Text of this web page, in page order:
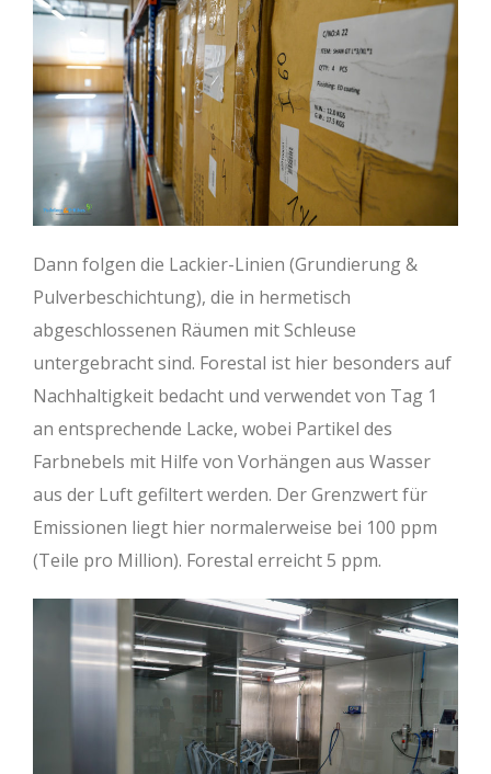
Dann folgen die Lackier-Linien (Grundierung &
Pulverbeschichtung), die in hermetisch
abgeschlossenen Räumen mit Schleuse
untergebracht sind. Forestal ist hier besonders auf
Nachhaltigkeit bedacht und verwendet von Tag 1
an entsprechende Lacke, wobei Partikel des
Farbnebels mit Hilfe von Vorhängen aus Wasser
aus der Luft gefiltert werden. Der Grenzwert für
Emissionen liegt hier normalerweise bei 100 ppm
(Teile pro Million). Forestal erreicht 5 ppm.